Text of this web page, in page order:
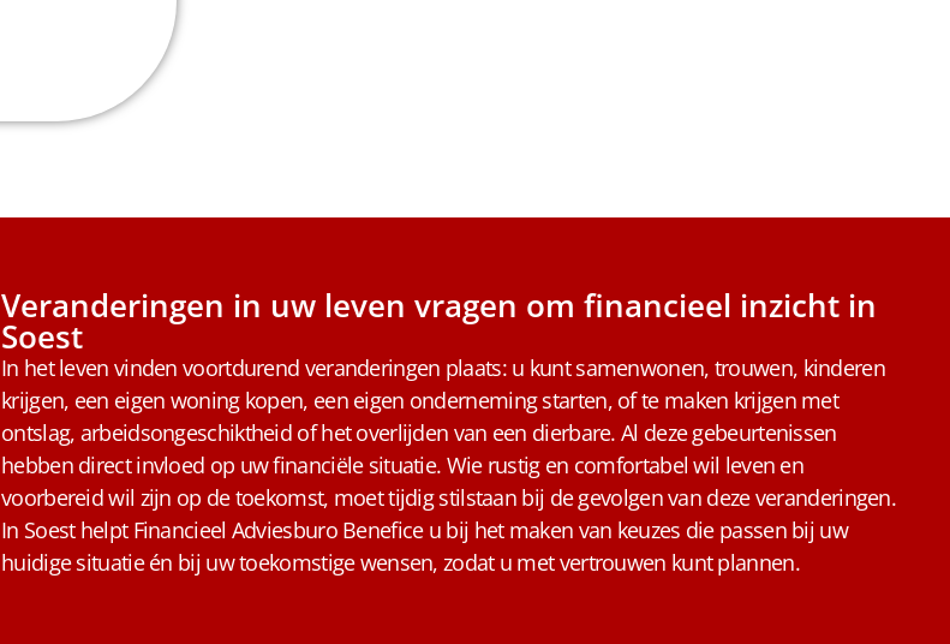
Veranderingen in uw leven vragen om financieel inzicht in
Soest
In het leven vinden voortdurend veranderingen plaats: u kunt samenwonen, trouwen, kinderen
krijgen, een eigen woning kopen, een eigen onderneming starten, of te maken krijgen met
ontslag, arbeidsongeschiktheid of het overlijden van een dierbare. Al deze gebeurtenissen
hebben direct invloed op uw financiële situatie. Wie rustig en comfortabel wil leven en
voorbereid wil zijn op de toekomst, moet tijdig stilstaan bij de gevolgen van deze veranderingen.
In Soest helpt Financieel Adviesburo Benefice u bij het maken van keuzes die passen bij uw
huidige situatie én bij uw toekomstige wensen, zodat u met vertrouwen kunt plannen.